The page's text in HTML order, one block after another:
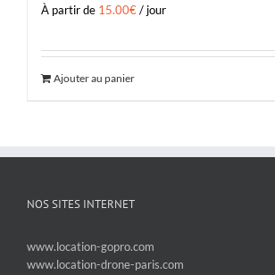
À partir de 15.00€/ jour
Ajouter au panier
NOS SITES INTERNET
www.location-gopro.com
www.location-drone-paris.com